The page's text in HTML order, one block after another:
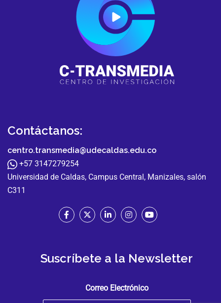
Contáctanos:
centro.transmedia@udecaldas.edu.co
+57 3147279254
Universidad de Caldas, Campus Central, Manizales, salón
C311
Suscríbete a la Newsletter
Correo Electrónico